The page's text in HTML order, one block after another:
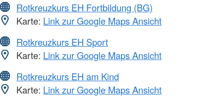
Rotkreuzkurs EH Fortbildung (BG)
Karte: Link zur Google Maps Ansicht
Rotkreuzkurs EH Sport
Karte: Link zur Google Maps Ansicht
Rotkreuzkurs EH am Kind
Karte: Link zur Google Maps Ansicht